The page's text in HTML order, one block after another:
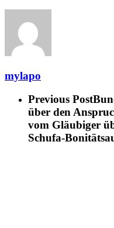
mylapo
Previous Post
über den
vom Gläubiger
Schufa-